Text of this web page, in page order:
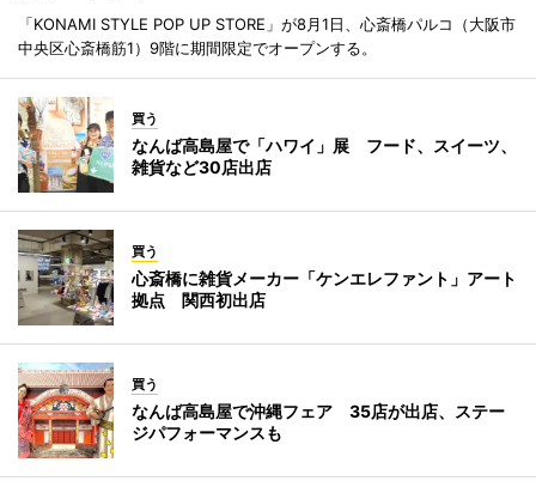
「KONAMI STYLE POP UP STORE」が8月1日、心斎橋パルコ（大阪市
中央区心斎橋筋1）9階に期間限定でオープンする。
買う
なんば高島屋で「ハワイ」展 フード、スイーツ、
雑貨など30店出店
買う
心斎橋に雑貨メーカー「ケンエレファント」アート
拠点 関西初出店
買う
なんば高島屋で沖縄フェア 35店が出店、ステー
ジパフォーマンスも